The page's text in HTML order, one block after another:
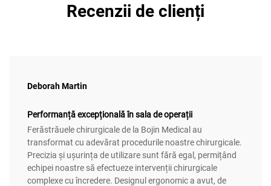
Recenzii de clienți
Deborah Martin
Performanță excepțională în sala de operații
Ferăstrăuele chirurgicale de la Bojin Medical au
transformat cu adevărat procedurile noastre chirurgicale.
Precizia și ușurința de utilizare sunt fără egal, permițând
echipei noastre să efectueze intervenții chirurgicale
complexe cu încredere. Designul ergonomic a avut, de